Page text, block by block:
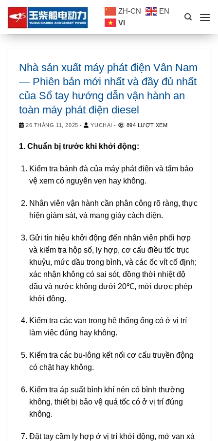
Skip
content
ZH-CN
EN
VI
Nhà sản xuất máy phát điện Vân Nam
— Phiên bản mới nhất và đầy đủ nhất
của Sổ tay hướng dẫn vận hành an
toàn máy phát điện diesel
26 THÁNG 11, 2025 - YUCHAI - 894 LƯỢT XEM
1. Chuẩn bị trước khi khởi động:
Kiểm tra bánh đà của máy phát điện và tấm bảo
vệ xem có nguyên vẹn hay không.
Nhân viên vận hành cần phân công rõ ràng, thực
hiện giám sát, và mang giày cách điện.
Gửi tín hiệu khởi động đến nhân viên phối hợp
và kiểm tra hộp số, ly hợp, cơ cấu điều tốc trục
khuỷu, mức dầu trong bình, và các ốc vít cố định;
xác nhận không có sai sót, đồng thời nhiệt độ
dầu và nước không dưới 20℃, mới được phép
khởi động.
Kiểm tra các van trong hệ thống ống có ở vị trí
làm việc đúng hay không.
Kiểm tra các bu-lông kết nối cơ cấu truyền động
có chặt hay không.
Kiểm tra áp suất bình khí nén có bình thường
không, thiết bị bảo vệ quá tốc có ở vị trí đúng
không.
Đặt tay cầm ly hợp ở vị trí khởi động, mở van xả